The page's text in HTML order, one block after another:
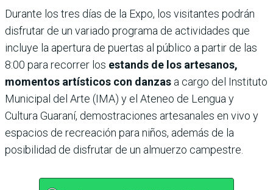
Durante los tres días de la Expo, los visitantes podrán
disfrutar de un variado programa de actividades que
incluye la apertura de puertas al público a partir de las
8:00 para recorrer los estands de los artesanos,
momentos artísticos con danzas a cargo del Instituto
Municipal del Arte (IMA) y el Ateneo de Lengua y
Cultura Guaraní, demostraciones artesanales en vivo y
espacios de recreación para niños, además de la
posibilidad de disfrutar de un almuerzo campestre.